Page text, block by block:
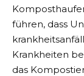
führen, dass
Krankheiten
das